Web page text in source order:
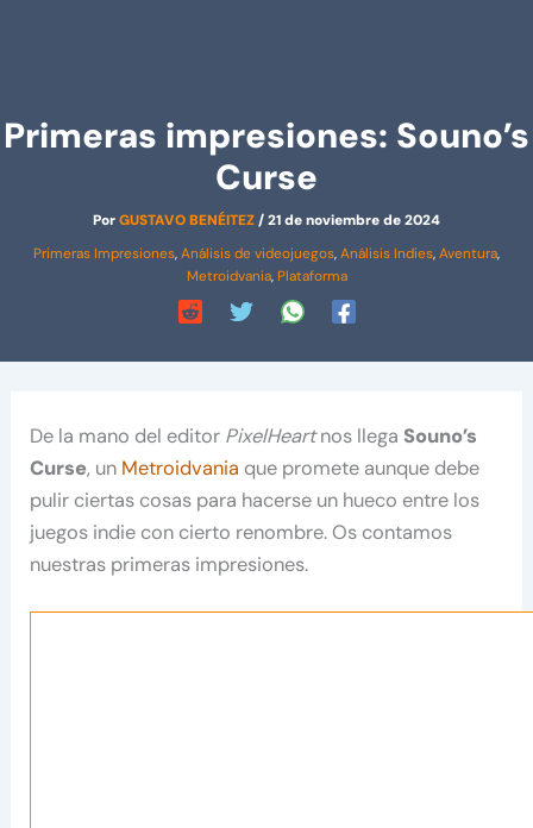
Primeras impresiones: Souno’s
Curse
PorGUSTAVO BENÉITEZ/21 de noviembre de 2024
Primeras Impresiones,Análisis de videojuegos,Análisis Indies,Aventura,
Metroidvania, Plataforma
De la mano del editor PixelHeartnos llega Souno’s
Curse, un Metroidvania que promete aunque debe
pulir ciertas cosas para hacerse un hueco entre los
juegos indie con cierto renombre. Os contamos
nuestras primeras impresiones.